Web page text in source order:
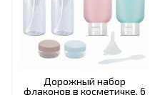
Дорожный набор
флаконов в косметичке, 6